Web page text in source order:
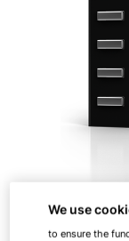
We use
to ensure the